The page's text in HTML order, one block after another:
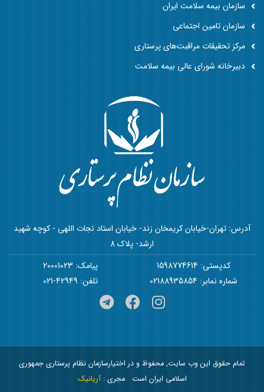
آدرس: تهران-خیابان کریمخان زند- خیابان استاد نجات اللهی - کوچه شهید
ارشد- پلاک 8
کدپستی: 1598774614
پیامک: 20001023
شماره نمابر: 02188935854
تلفن: 42949-021
سازمان بیمه سلامت ایران
سازمان تامین اجتماعی
مرکز تحقیقات مراقبت‌های پرستاری
دبیرخانه شورای عالی بیمه سلامت
تمام حقوق این وب سایت, محفوظ و در اختیارسازمان نظام پرستاری جمهوری
اسلامی ایران است
مجری :آریانیک